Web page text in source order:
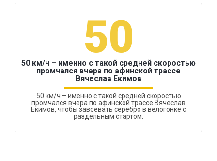
50
50 км/ч – именно с такой средней скоростью
промчался вчера по афинской трассе
Вячеслав Екимов
50 км/ч – именно с такой средней скоростью
промчался вчера по афинской трассе Вячеслав
Екимов, чтобы завоевать серебро в велогонке с
раздельным стартом.